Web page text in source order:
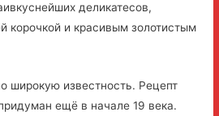
деликатесов,
корочкой и красивым золотистым
широкую известность. Рецепт
ещё в начале 19 века.